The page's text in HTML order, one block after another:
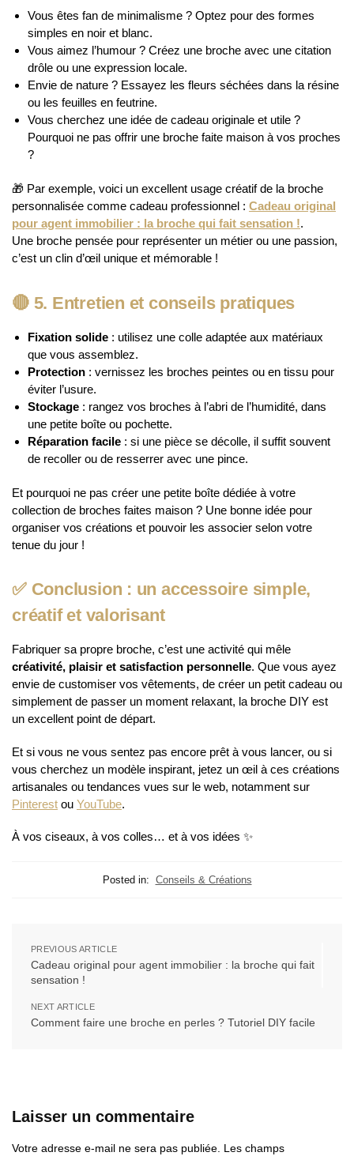
Vous êtes fan de minimalisme ? Optez pour des formes
simples en noir et blanc.
Vous aimez l’humour ? Créez une broche avec une citation
drôle ou une expression locale.
Envie de nature ? Essayez les fleurs séchées dans la résine
ou les feuilles en feutrine.
Vous cherchez une idée de cadeau originale et utile ?
Pourquoi ne pas offrir une broche faite maison à vos proches
?
🎁 Par exemple, voici un excellent usage créatif de la broche
personnalisée comme cadeau professionnel : Cadeau original
pour agent immobilier : la broche qui fait sensation !.
Une broche pensée pour représenter un métier ou une passion,
c’est un clin d’œil unique et mémorable !
🔴 5. Entretien et conseils pratiques
Fixation solide : utilisez une colle adaptée aux matériaux
que vous assemblez.
Protection : vernissez les broches peintes ou en tissu pour
éviter l’usure.
Stockage : rangez vos broches à l’abri de l’humidité, dans
une petite boîte ou pochette.
Réparation facile : si une pièce se décolle, il suffit souvent
de recoller ou de resserrer avec une pince.
Et pourquoi ne pas créer une petite boîte dédiée à votre
collection de broches faites maison ? Une bonne idée pour
organiser vos créations et pouvoir les associer selon votre
tenue du jour !
✅ Conclusion : un accessoire simple,
créatif et valorisant
Fabriquer sa propre broche, c’est une activité qui mêle
créativité, plaisir et satisfaction personnelle. Que vous ayez
envie de customiser vos vêtements, de créer un petit cadeau ou
simplement de passer un moment relaxant, la broche DIY est
un excellent point de départ.
Et si vous ne vous sentez pas encore prêt à vous lancer, ou si
vous cherchez un modèle inspirant, jetez un œil à ces créations
artisanales ou tendances vues sur le web, notamment sur
Pinterest ou YouTube.
À vos ciseaux, à vos colles… et à vos idées ✨
Posted in: Conseils & Créations
PREVIOUS ARTICLE
Cadeau original pour agent immobilier : la broche qui fait
sensation !
NEXT ARTICLE
Comment faire une broche en perles ? Tutoriel DIY facile
Laisser un commentaire
Votre adresse e-mail ne sera pas publiée. Les champs